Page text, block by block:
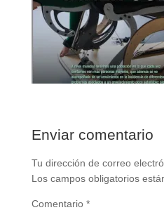
Enviar comentario
Tu dirección de correo
Los campos obligatorios
Comentario *